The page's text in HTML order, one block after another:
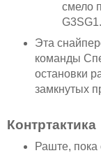
смело
G3SG1.
Эта
команды
остановки
замкнутых
Контртактика
Раште, пока